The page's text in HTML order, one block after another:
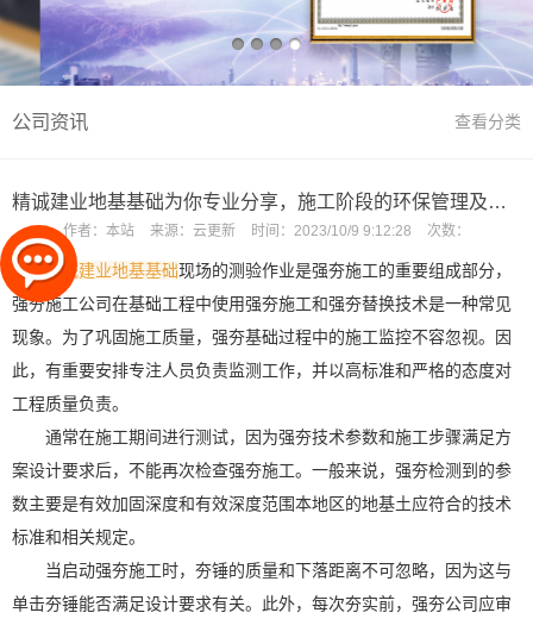
公司资讯 查看分类
精诚建业地基基础为你专业分享，施工阶段的环保管理及应对措施？
作者： 本站 来源： 云更新 时间： 2023/10/9 9:12:28 次数：
精诚建业地基基础现场的测验作业是强夯施工的重要组成部分，
强夯施工公司在基础工程中使用强夯施工和强夯替换技术是一种常见
现象。为了巩固施工质量，强夯基础过程中的施工监控不容忽视。因
此，有重要安排专注人员负责监测工作，并以高标准和严格的态度对
工程质量负责。
通常在施工期间进行测试，因为强夯技术参数和施工步骤满足方
案设计要求后，不能再次检查强夯施工。一般来说，强夯检测到的参
数主要是有效加固深度和有效深度范围本地区的地基土应符合的技术
标准和相关规定。
当启动强夯施工时，夯锤的质量和下落距离不可忽略，因为这与
单击夯锤能否满足设计要求有关。此外，每次夯实前，强夯公司应审